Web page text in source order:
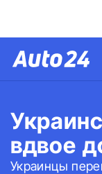
вдвое
Украинцы